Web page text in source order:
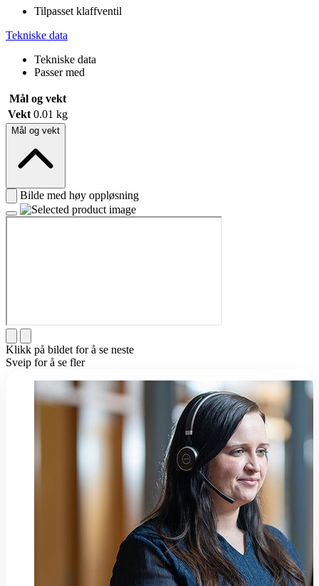
Tilpasset klaffventil
Tekniske data
Tekniske data
Passer med
Mål og vekt
Vekt 0.01 kg
Mål og vekt
Bilde med høy oppløsning
Klikk på bildet for å se neste
Sveip for å se fler